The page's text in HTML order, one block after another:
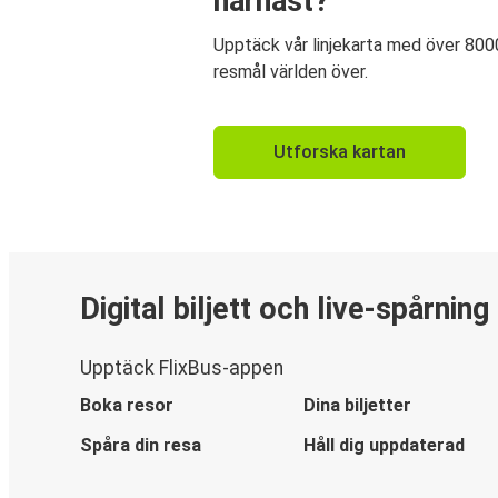
Upptäck vår linjekarta med över
resmål världen över.
Utforska kartan
Digital biljett och live-spårning
Upptäck FlixBus-appen
Boka resor
Dina biljetter
Spåra din resa
Håll dig uppdaterad